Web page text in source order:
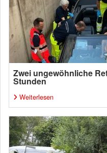
Zwei ungewöhnliche
Stunden
Weiterlesen